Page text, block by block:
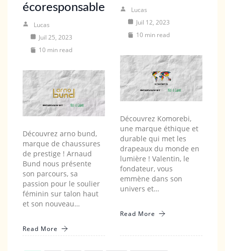
écoresponsable
Lucas
Juil 25, 2023
10 min read
Découvrez arno bund,
marque de chaussures
de prestige ! Arnaud
Bund nous présente
son parcours, sa
passion pour le soulier
féminin sur talon haut
et son nouveau…
Read More
Lucas
Juil 12, 2023
10 min read
Découvrez Komorebi,
une marque éthique et
durable qui met les
drapeaux du monde en
lumière ! Valentin, le
fondateur, vous
emmène dans son
univers et…
Read More